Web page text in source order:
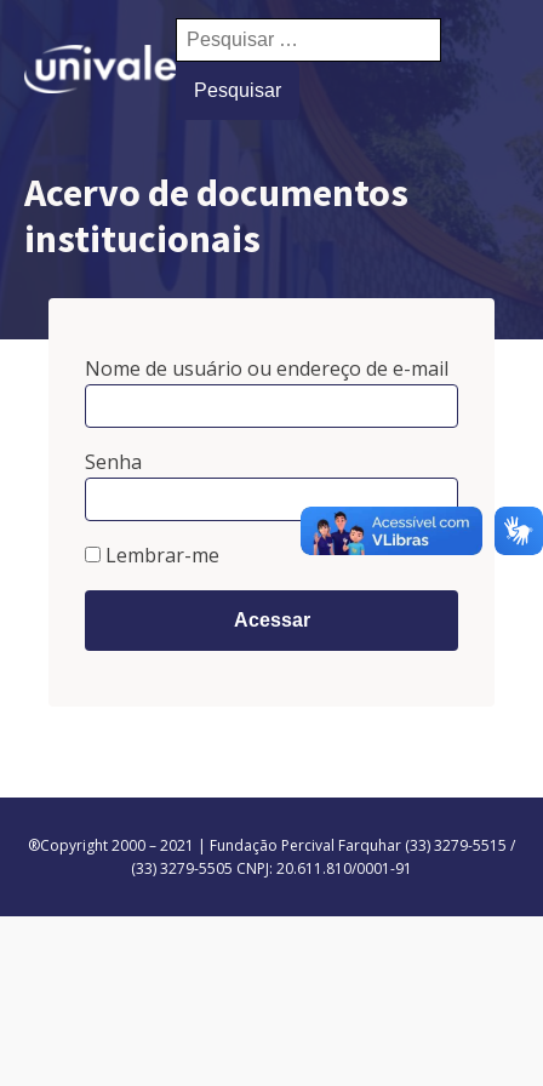
Pesquisar
por:
Acervo de documentos
institucionais
Nome de usuário ou endereço de e-mail
Senha
Lembrar-me
®Copyright 2000 – 2021 | Fundação Percival Farquhar (33) 3279-5515 /
(33) 3279-5505 CNPJ: 20.611.810/0001-91